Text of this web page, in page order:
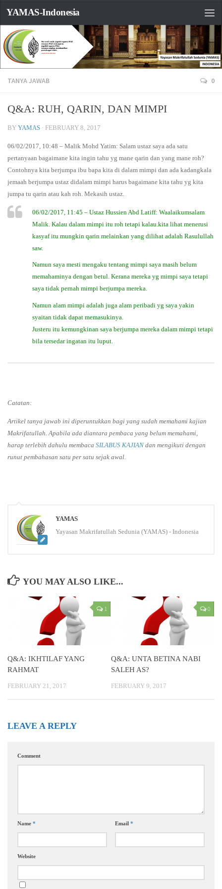
YAMAS-Indonesia
TANYA JAWAB 0
Q&A: RUH, QARIN, DAN MIMPI
BY YAMAS · FEBRUARY 8, 2017
06/02/2017, 10:48 – Malik Mohd Yatim: Salam ustaz saya ada satu
pertanyaan bagaimane kita ingin tahu yg mane qarin dan yang mane roh?
Contohnya kita berjumpa ibu bapa kita di dalam mimpi dan ada kadangkala
jemaah berjumpa ustaz didalam mimpi harus bagaimane kita tahu yg kita
jumpa tu qarin atau kah roh. Mekasih ustaz.
06/02/2017, 11:45 – Ustaz Hussien Abd Latiff: Waalaikumsalam
Malik. Kalau dalam mimpi itu roh tetapi kalau.kita lihat menerusi
kasyaf itu mungkin qarin melainkan yang dilihat adalah Rasulullah
saw.
Namun saya mesti mengaku tentang mimpi saya masih belum
memahaminya dengan betul. Kerana mereka yg mimpi saya tetapi
saya tidak pernah mimpi berjumpa mereka.
Namun alam mimpi adalah juga alam peribadi yg saya yakin
syaitan tidak dapat memasukinya.
Justeru itu kemungkinan saya berjumpa mereka dalam mimpi tetapi
bila tersedar ingatan itu luput.
Catatan:
Artikel tanya jawab ini diperuntukkan bagi yang sudah memahami kajian
Makrifatullah. Apabila ada diantara pembaca yang belum memahami,
harap terlebih dahulu membaca SILABUS KAJIAN dan mengikuti dengan
runut pembahasan satu per satu sejak awal.
YAMAS
Yayasan Makrifatullah Sedunia (YAMAS) - Indonesia
YOU MAY ALSO LIKE...
1
Q&A: IKHTILAF YANG
RAHMAT
FEBRUARY 21, 2017
0
Q&A: UNTA BETINA NABI
SALEH AS?
FEBRUARY 9, 2017
LEAVE A REPLY
Comment
Name * Email *
Website